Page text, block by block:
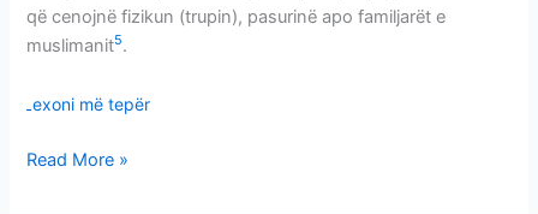
që cenojnë fizikun (trupin), pasurinë apo familjarët e
muslimanit5.
Lexoni më tepër
Read More »